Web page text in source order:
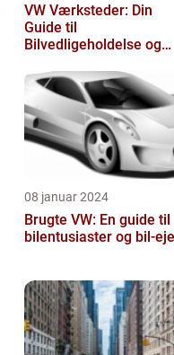
VW Værksteder: Din
Guide til
Bilvedligeholdelse og
08 januar 2024
Brugte VW: En guide til
bilentusiaster og bil-